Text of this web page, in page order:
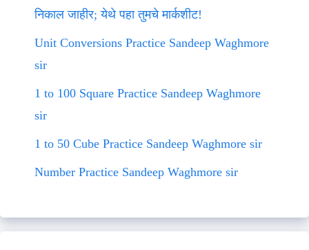
निकाल जाहीर; येथे पहा तुमचे मार्कशीट!
Unit Conversions Practice Sandeep Waghmore
sir
1 to 100 Square Practice Sandeep Waghmore
sir
1 to 50 Cube Practice Sandeep Waghmore sir
Number Practice Sandeep Waghmore sir